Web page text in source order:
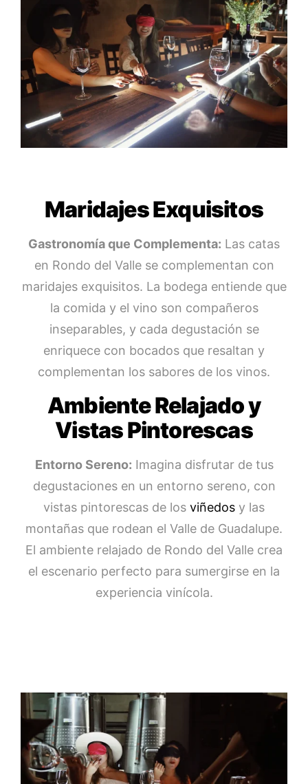
Maridajes Exquisitos
Gastronomía que Complementa: Las catas
en Rondo del Valle se complementan con
maridajes exquisitos. La bodega entiende que
la comida y el vino son compañeros
inseparables, y cada degustación se
enriquece con bocados que resaltan y
complementan los sabores de los vinos.
Ambiente Relajado y
Vistas Pintorescas
Entorno Sereno: Imagina disfrutar de tus
degustaciones en un entorno sereno, con
vistas pintorescas de los viñedos y las
montañas que rodean el Valle de Guadalupe.
El ambiente relajado de Rondo del Valle crea
el escenario perfecto para sumergirse en la
experiencia vinícola.